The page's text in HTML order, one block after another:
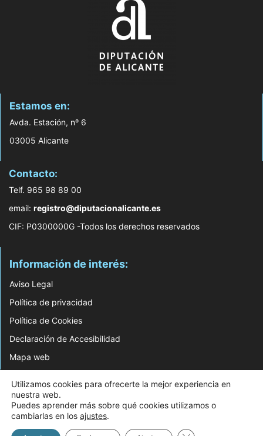
Estamos en:
Avda. Estación, nº 6
03005 Alicante
Contacto:
Telf. 965 98 89 00
email: registro@diputacionalicante.es
CIF: P0300000G -Todos los derechos reservados
Información de interés:
Aviso Legal
Política de privacidad
Política de Cookies
Declaración de Accesibilidad
Mapa web
© 2026 Web Desarrollada por el Servicio de Informática de Diputación de
Utilizamos cookies para ofrecerte la mejor experiencia en
nuestra web.
Puedes aprender más sobre qué cookies utilizamos o
cambiarlas en los ajustes.